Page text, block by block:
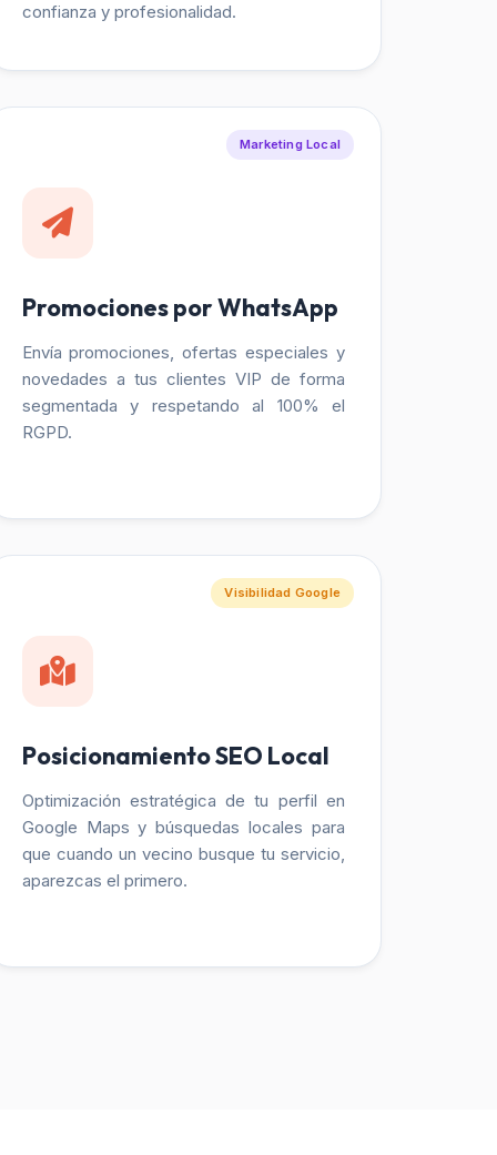
confianza y profesionalidad.
Marketing Local
Promociones por WhatsApp
Envía promociones, ofertas especiales y
novedades a tus clientes VIP de forma
segmentada y respetando al 100% el
RGPD.
Visibilidad Google
Posicionamiento SEO Local
Optimización estratégica de tu perfil en
Google Maps y búsquedas locales para
que cuando un vecino busque tu servicio,
aparezcas el primero.